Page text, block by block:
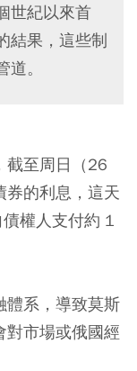
世紀以來首
結果，這些制
。
截至周日（26
券的利息，這天
權人支付約 1
體系，導致莫斯
對市場或俄國經